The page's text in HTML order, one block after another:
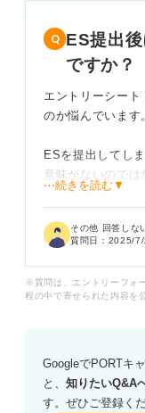
ES提出
ですか？
エントリーシー
のか悩んでいます
ESを提出してし
意味がないので
かるのではないか
しかし、もし可能
⋯続きを読む▼
その他 回答しな
質問日： 2025/7/
※質問は、エントリーフォ
程の中で寄せられた内容を
GoogleでPORTキ
と、 知りたいQ&A
す。ぜひご登録くだ